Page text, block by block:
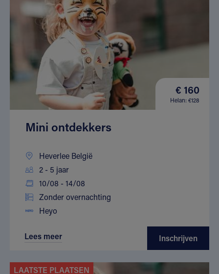
€ 160
Helan: €128
Mini ontdekkers
Heverlee België
2 - 5 jaar
10/08 - 14/08
Zonder overnachting
Heyo
Lees meer Inschrijven
LAATSTE PLAATSEN